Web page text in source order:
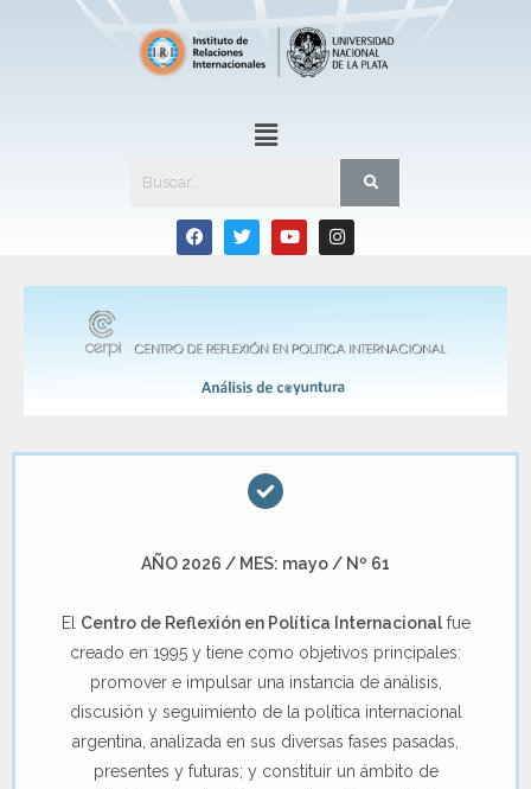
AÑO 2026 / MES: mayo / Nº 61
El Centro de Reflexión en Política Internacionalfue
creado en 1995 y tiene como objetivos principales:
promover e impulsar una instancia de análisis,
discusión y seguimiento de la política internacional
argentina, analizada en sus diversas fases pasadas,
presentes y futuras; y constituir un ámbito de